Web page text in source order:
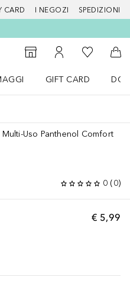
CARD I NEGOZI SPEDIZIONI
StorefinderAl Mio Account
Alla Mia
Al
GIFT CARD
Uso Panthenol Comfort
0 (0)
€ 5,99